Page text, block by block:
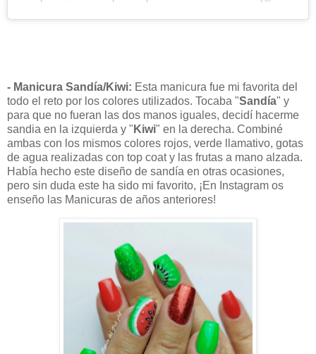
- Manicura Sandía/Kiwi: Esta manicura fue mi favorita del
todo el reto por los colores utilizados. Tocaba "Sandía" y
para que no fueran las dos manos iguales, decidí hacerme
sandia en la izquierda y " Kiwi" en la derecha. Combiné
ambas con los mismos colores rojos, verde llamativo, gotas
de agua realizadas con top coat y las frutas a mano alzada.
Había hecho este diseño de sandía en otras ocasiones,
pero sin duda este ha sido mi favorito, ¡En Instagram os
enseño las Manicuras de años anteriores!